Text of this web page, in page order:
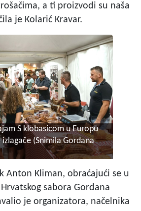
a ti proizvodi su naša
je Kolarić Kravar.
S klobasicom u Europu
(Snimila Gordana
Anton Kliman, obraćajući se u
sabora Gordana
je organizatora, načelnika